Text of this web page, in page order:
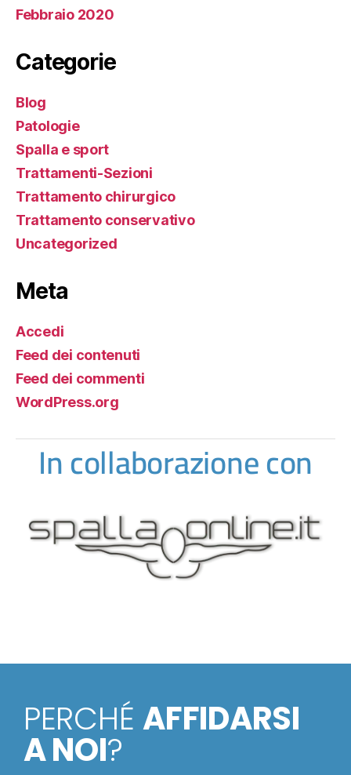
Febbraio 2020
Categorie
Blog
Patologie
Spalla e sport
Trattamenti-Sezioni
Trattamento chirurgico
Trattamento conservativo
Uncategorized
Meta
Accedi
Feed dei contenuti
Feed dei commenti
WordPress.org
In collaborazione con
PERCHÉAFFIDARSI
A NOI?